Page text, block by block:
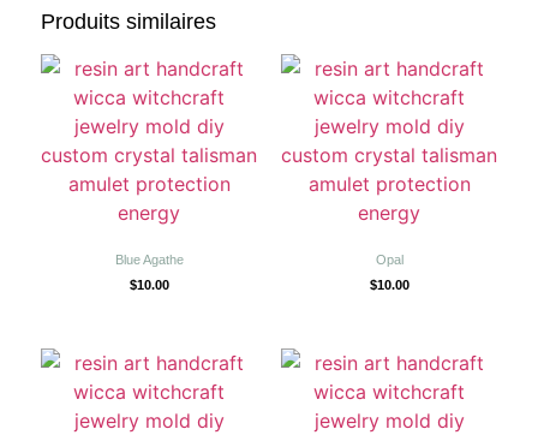
Produits similaires
Blue Agathe
$10.00
Opal
$10.00